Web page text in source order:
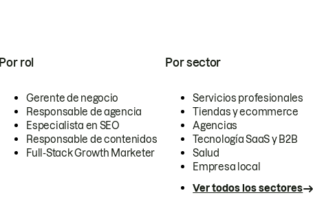
Por rol
Gerente de negocio
Responsable de agencia
Especialista en SEO
Responsable de contenidos
Full-Stack Growth Marketer
Por sector
Servicios profesionales
Tiendas y ecommerce
Agencias
Tecnología SaaS y B2B
Salud
Empresa local
Ver todos los sectores